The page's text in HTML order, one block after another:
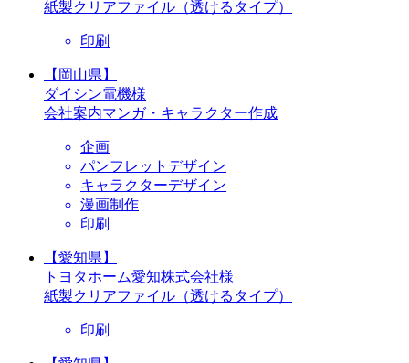
紙製クリアファイル（透けるタイプ）
印刷
【岡山県】
ダイシン電機様
会社案内マンガ・キャラクター作成
企画
パンフレットデザイン
キャラクターデザイン
漫画制作
印刷
【愛知県】
トヨタホーム愛知株式会社様
紙製クリアファイル（透けるタイプ）
印刷